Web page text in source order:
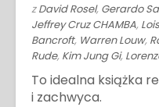
zDavid Rosel, Gerardo
Jeffrey Cruz CHAMBA,
Bancroft, Warren Louw,
Rude, Kim Jung Gi,
To idealna książka
i zachwyca.